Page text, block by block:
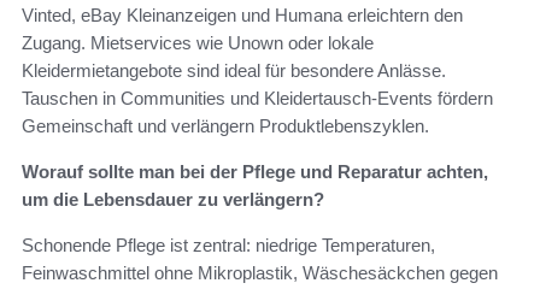
Vinted, eBay Kleinanzeigen und Humana erleichtern den
Zugang. Mietservices wie Unown oder lokale
Kleidermietangebote sind ideal für besondere Anlässe.
Tauschen in Communities und Kleidertausch‑Events fördern
Gemeinschaft und verlängern Produktlebenszyklen.
Worauf sollte man bei der Pflege und Reparatur achten,
um die Lebensdauer zu verlängern?
Schonende Pflege ist zentral: niedrige Temperaturen,
Feinwaschmittel ohne Mikroplastik, Wäschesäckchen gegen